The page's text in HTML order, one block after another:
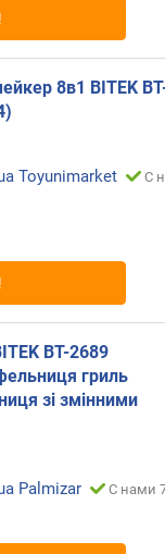
8в1 BITEK
Toyunimarket С
BT-2689
гриль
зі змінними
Palmizar С нами